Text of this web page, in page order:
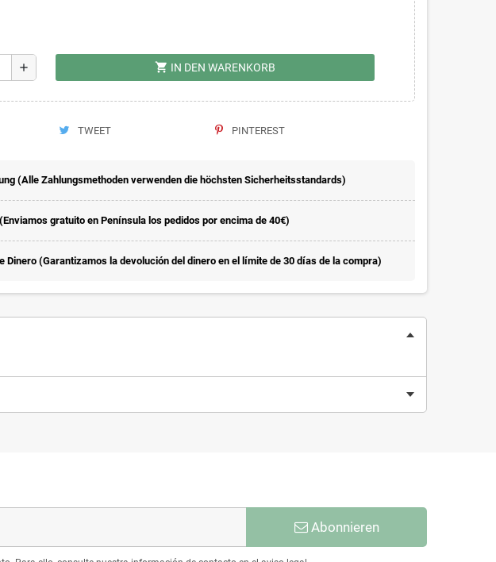
add shopping_cart IN DEN WARENKORB
TWEET PINTEREST
(Alle Zahlungsmethoden verwenden die höchsten Sicherheitsstandards)
gratuito en Península los pedidos por encima de 40€)
Dinero (Garantizamos la devolución del dinero en el límite de 30 días de la compra)
Abonnieren